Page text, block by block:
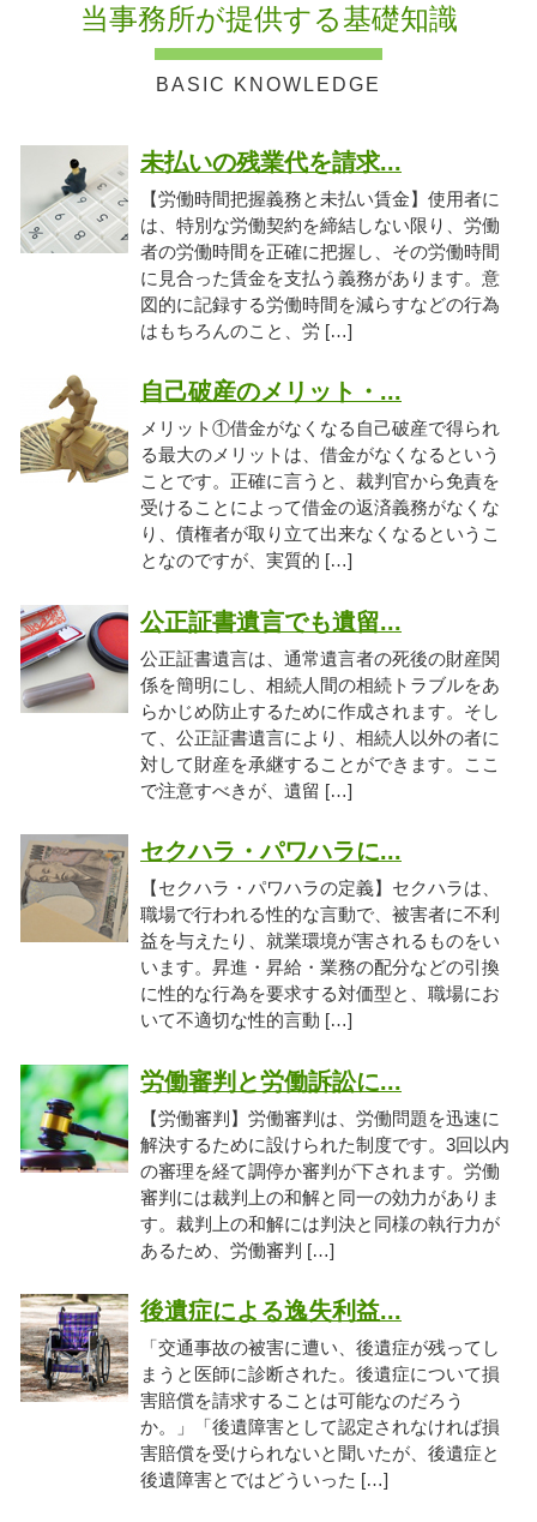
当事務所が提供する基礎知識
未払いの残業代を請求...
【労働時間把握義務と未払い賃金】使用者に
は、特別な労働契約を締結しない限り、労働
者の労働時間を正確に把握し、その労働時間
に見合った賃金を支払う義務があります。意
図的に記録する労働時間を減らすなどの行為
はもちろんのこと、労 […]
自己破産のメリット・...
メリット①借金がなくなる自己破産で得られ
る最大のメリットは、借金がなくなるという
ことです。正確に言うと、裁判官から免責を
受けることによって借金の返済義務がなくな
り、債権者が取り立て出来なくなるというこ
となのですが、実質的 […]
公正証書遺言でも遺留...
公正証書遺言は、通常遺言者の死後の財産関
係を簡明にし、相続人間の相続トラブルをあ
らかじめ防止するために作成されます。そし
て、公正証書遺言により、相続人以外の者に
対して財産を承継することができます。ここ
で注意すべきが、遺留 […]
セクハラ・パワハラに...
【セクハラ・パワハラの定義】セクハラは、
職場で行われる性的な言動で、被害者に不利
益を与えたり、就業環境が害されるものをい
います。昇進・昇給・業務の配分などの引換
に性的な行為を要求する対価型と、職場にお
いて不適切な性的言動 […]
労働審判と労働訴訟に...
【労働審判】労働審判は、労働問題を迅速に
解決するために設けられた制度です。3回以内
の審理を経て調停か審判が下されます。労働
審判には裁判上の和解と同一の効力がありま
す。裁判上の和解には判決と同様の執行力が
あるため、労働審判 […]
後遺症による逸失利益...
「交通事故の被害に遭い、後遺症が残ってし
まうと医師に診断された。後遺症について損
害賠償を請求することは可能なのだろう
か。」「後遺障害として認定されなければ損
害賠償を受けられないと聞いたが、後遺症と
後遺障害とではどういった […]